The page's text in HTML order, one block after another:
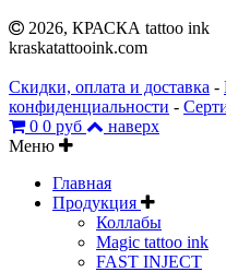
2026, КРАСКА tattoo ink
kraskatattooink.com
Скидки, оплата и доставка -
конфиденциальности -
0 0 руб
наверх
Меню
Главная
Продукция
Коллабы
Magic tattoo ink
FAST INJECT